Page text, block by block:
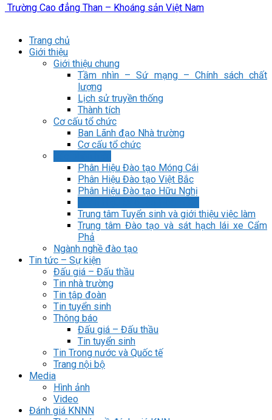
Trường Cao đẳng Than – Khoáng sản Việt Nam
Trang chủ
Giới thiệu
Giới thiệu chung
Tầm nhìn – Sứ mạng – Chính sách chất
lượng
Lịch sử truyền thống
Thành tích
Cơ cấu tổ chức
Ban Lãnh đạo Nhà trường
Cơ cấu tổ chức
Phân Hiệu Đào tạo Móng Cái
Phân Hiệu Đào tạo Việt Bắc
Phân Hiệu Đào tạo Hữu Nghị
Trung tâm Tuyển sinh và giới thiệu việc làm
Trung tâm Đào tạo và sát hạch lái xe Cẩm
Phả
Ngành nghề đào tạo
Tin tức – Sự kiện
Đấu giá – Đấu thầu
Tin nhà trường
Tin tập đoàn
Tin tuyển sinh
Thông báo
Đấu giá – Đấu thầu
Tin tuyển sinh
Tin Trong nước và Quốc tế
Trang nội bộ
Media
Hình ảnh
Video
Đánh giá KNNN